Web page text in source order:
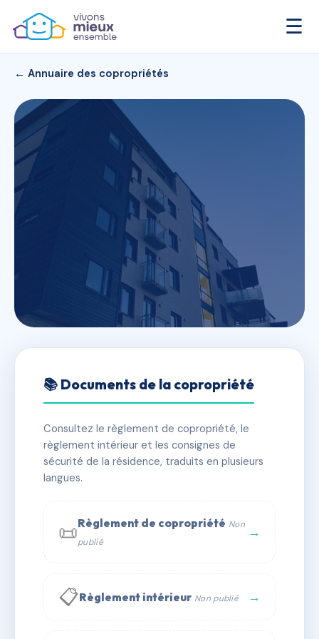
☰
← Annuaire des copropriétés
44 RUE DU BAIGNOIR -
MS8768
📍 44 RUE DU BAIGNOIR 13001 MARSEILLE
⚠ IMMATRICULEE_RATTACHEMENT_EXPIRE
🏠 10 lots
📞 Contacter Syndic Digital 💬 WhatsApp
✉ Email
📚 Documents de la copropriété
Consultez le règlement de copropriété, le
règlement intérieur et les consignes de
sécurité de la résidence, traduits en plusieurs
langues.
📜Règlement de copropriété Non
publié
→
📋Règlement intérieur Non publié →